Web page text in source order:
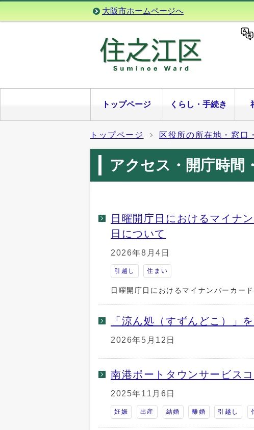
大阪市ホームページへ
トップページ くらし・手続き
トップページ 区役所の所在地・窓口
アクセス・開庁時間
日曜開庁日におけるマイナ
日について
2026年8月4日
引越し 住まい
日曜開庁日におけるマイナンバーカー
「涼ん処（すずんどこ）」
2026年5月12日
南港ポートタウンサービス
2025年11月6日
妊娠 出産 結婚 離婚 引越し